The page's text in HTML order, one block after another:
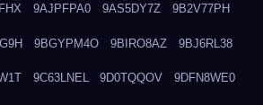
9AJPFPA0 9AS5DY7Z 9B2V77PH
9BGYPM4O 9BIRO8AZ 9BJ6RL38
9C63LNEL 9D0TQQOV 9DFN8WE0